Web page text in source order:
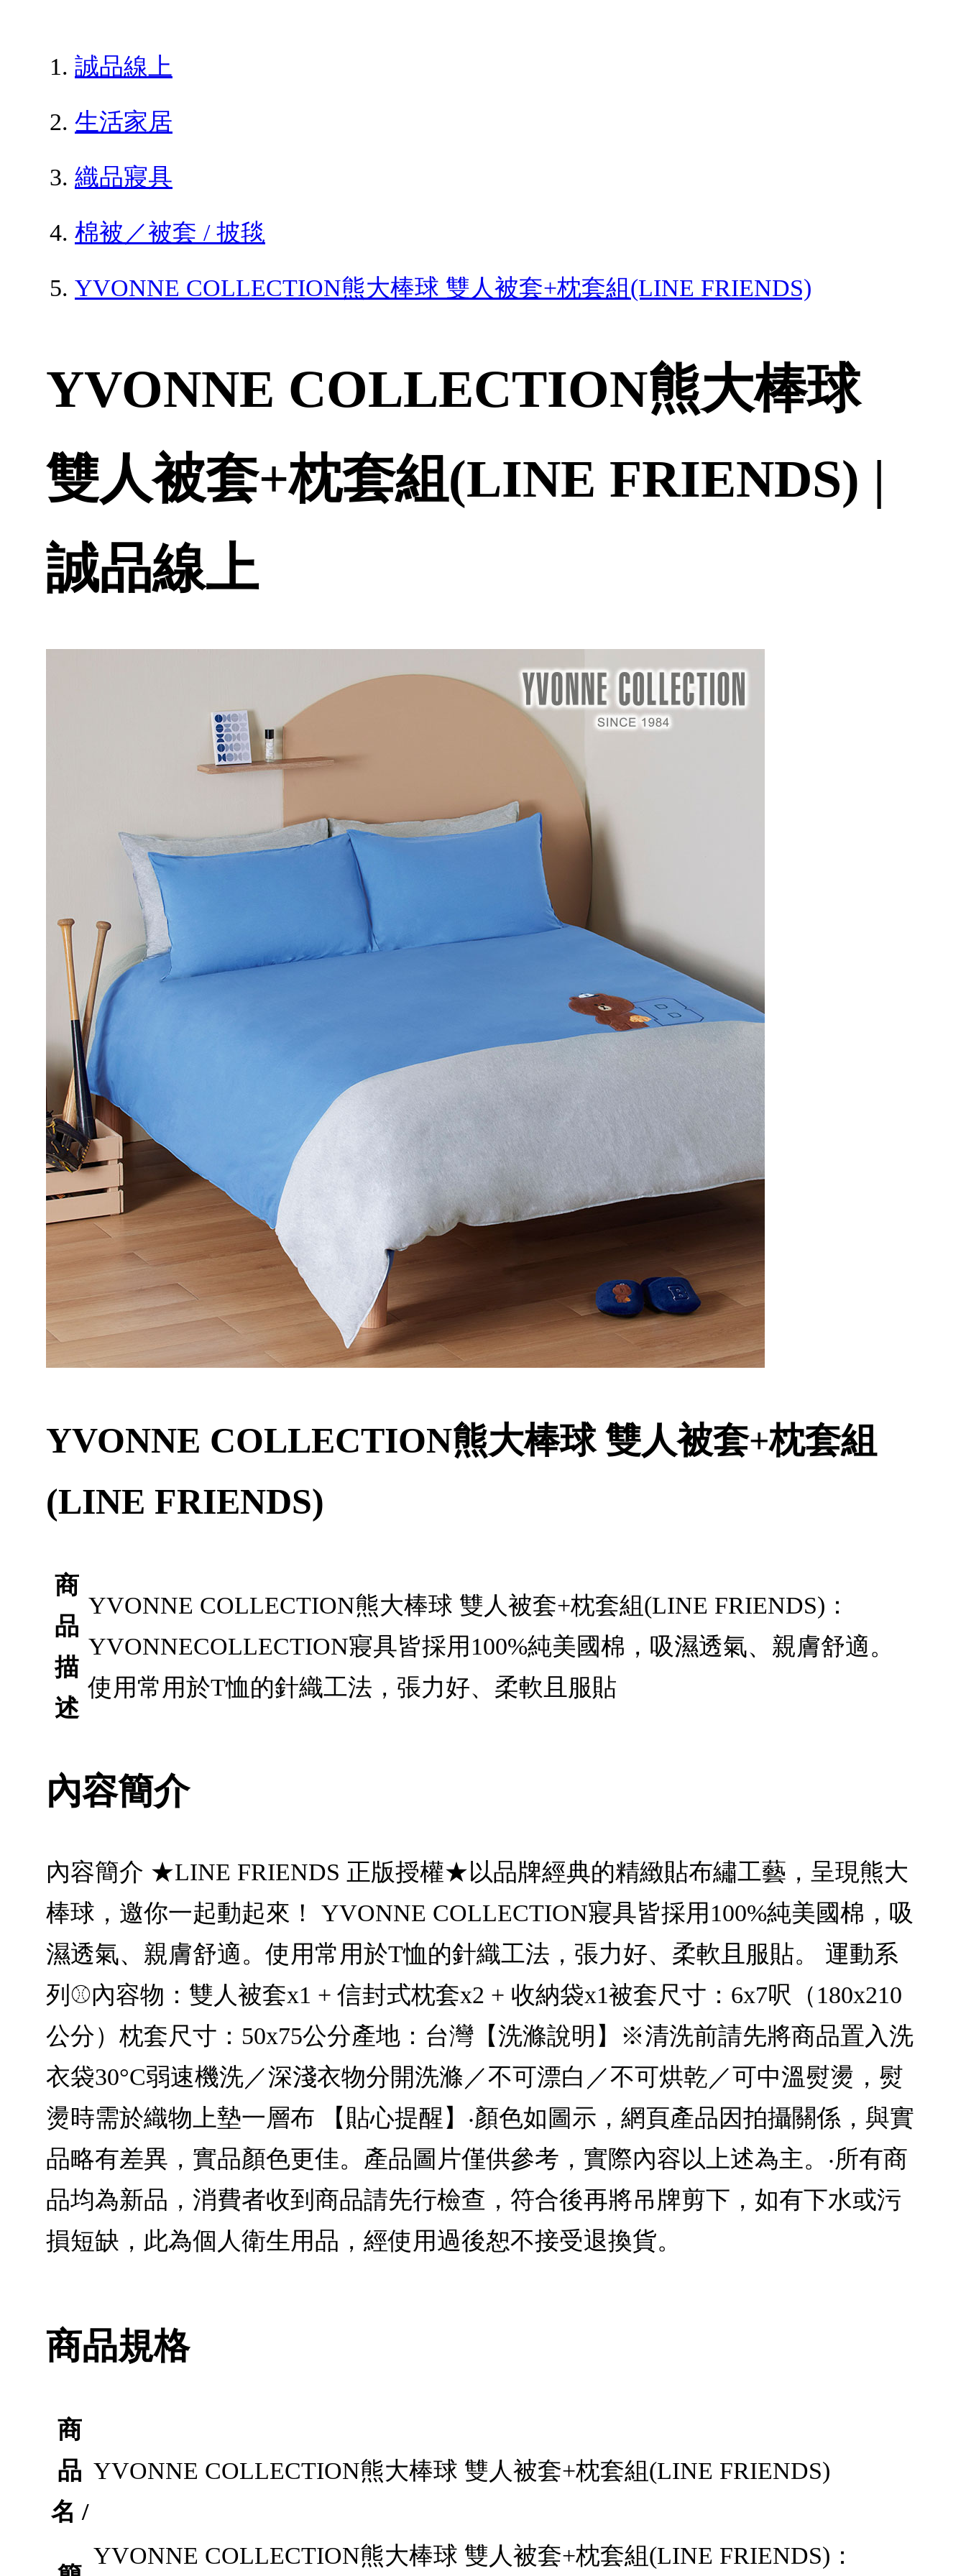
誠品線上
生活家居
織品寢具
棉被／被套 / 披毯
YVONNE COLLECTION熊大棒球 雙人被套+枕套組(LINE FRIENDS)
YVONNE COLLECTION熊大棒球
雙人被套+枕套組(LINE FRIENDS) |
誠品線上
YVONNE COLLECTION熊大棒球 雙人被套+枕套組
(LINE FRIENDS)
商
品
描
述
YVONNE COLLECTION熊大棒球 雙人被套+枕套組(LINE FRIENDS)：
YVONNECOLLECTION寢具皆採用100%純美國棉，吸濕透氣、親膚舒適。
使用常用於T恤的針織工法，張力好、柔軟且服貼
內容簡介
內容簡介 ★LINE FRIENDS 正版授權★以品牌經典的精緻貼布繡工藝，呈現熊大
棒球，邀你一起動起來！ YVONNE COLLECTION寢具皆採用100%純美國棉，吸
濕透氣、親膚舒適。使用常用於T恤的針織工法，張力好、柔軟且服貼。 運動系
列⚾內容物：雙人被套x1 + 信封式枕套x2 + 收納袋x1被套尺寸：6x7呎（180x210
公分）枕套尺寸：50x75公分產地：台灣【洗滌說明】※清洗前請先將商品置入洗
衣袋30°C弱速機洗／深淺衣物分開洗滌／不可漂白／不可烘乾／可中溫熨燙，熨
燙時需於織物上墊一層布 【貼心提醒】‧顏色如圖示，網頁產品因拍攝關係，與實
品略有差異，實品顏色更佳。產品圖片僅供參考，實際內容以上述為主。‧所有商
品均為新品，消費者收到商品請先行檢查，符合後再將吊牌剪下，如有下水或污
損短缺，此為個人衛生用品，經使用過後恕不接受退換貨。
商品規格
商
品
名 /
YVONNE COLLECTION熊大棒球 雙人被套+枕套組(LINE FRIENDS)
YVONNE COLLECTION熊大棒球 雙人被套+枕套組(LINE FRIENDS)：